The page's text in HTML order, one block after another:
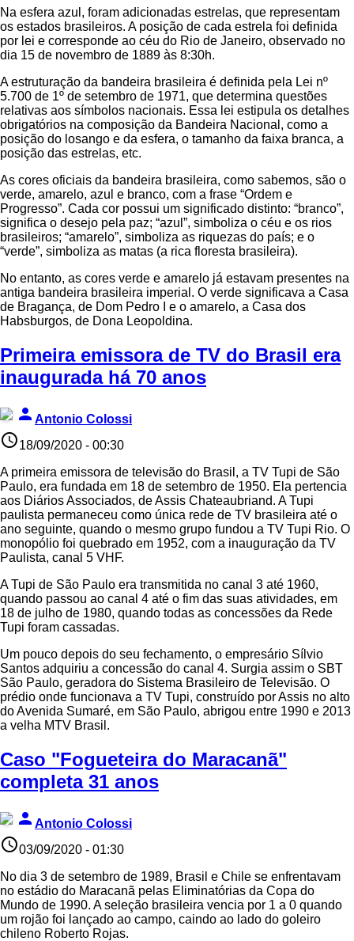
Na esfera azul, foram adicionadas estrelas, que representam
os estados brasileiros. A posição de cada estrela foi definida
por lei e corresponde ao céu do Rio de Janeiro, observado no
dia 15 de novembro de 1889 às 8:30h.
A estruturação da bandeira brasileira é definida pela Lei nº
5.700 de 1º de setembro de 1971, que determina questões
relativas aos símbolos nacionais. Essa lei estipula os detalhes
obrigatórios na composição da Bandeira Nacional, como a
posição do losango e da esfera, o tamanho da faixa branca, a
posição das estrelas, etc.
As cores oficiais da bandeira brasileira, como sabemos, são o
verde, amarelo, azul e branco, com a frase “Ordem e
Progresso”. Cada cor possui um significado distinto: “branco”,
significa o desejo pela paz; “azul”, simboliza o céu e os rios
brasileiros; “amarelo”, simboliza as riquezas do país; e o
“verde”, simboliza as matas (a rica floresta brasileira).
No entanto, as cores verde e amarelo já estavam presentes na
antiga bandeira brasileira imperial. O verde significava a Casa
de Bragança, de Dom Pedro I e o amarelo, a Casa dos
Habsburgos, de Dona Leopoldina.
Primeira emissora de TV do Brasil era
inaugurada há 70 anos
person Antonio Colossi
access_time18/09/2020 - 00:30
A primeira emissora de televisão do Brasil, a TV Tupi de São
Paulo, era fundada em 18 de setembro de 1950. Ela pertencia
aos Diários Associados, de Assis Chateaubriand. A Tupi
paulista permaneceu como única rede de TV brasileira até o
ano seguinte, quando o mesmo grupo fundou a TV Tupi Rio. O
monopólio foi quebrado em 1952, com a inauguração da TV
Paulista, canal 5 VHF.
A Tupi de São Paulo era transmitida no canal 3 até 1960,
quando passou ao canal 4 até o fim das suas atividades, em
18 de julho de 1980, quando todas as concessões da Rede
Tupi foram cassadas.
Um pouco depois do seu fechamento, o empresário Sílvio
Santos adquiriu a concessão do canal 4. Surgia assim o SBT
São Paulo, geradora do Sistema Brasileiro de Televisão. O
prédio onde funcionava a TV Tupi, construído por Assis no alto
do Avenida Sumaré, em São Paulo, abrigou entre 1990 e 2013
a velha MTV Brasil.
Caso "Fogueteira do Maracanã"
completa 31 anos
person Antonio Colossi
access_time03/09/2020 - 01:30
No dia 3 de setembro de 1989, Brasil e Chile se enfrentavam
no estádio do Maracanã pelas Eliminatórias da Copa do
Mundo de 1990. A seleção brasileira vencia por 1 a 0 quando
um rojão foi lançado ao campo, caindo ao lado do goleiro
chileno Roberto Rojas.